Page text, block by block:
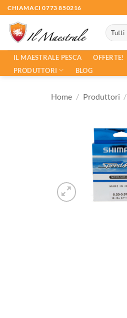
Salta
ai
contenuti
CHIAMACI 0773 850216
IL MAESTRALE PESCA OFFERTE!
PRODUTTORI
BLOG
Home / Produttori /